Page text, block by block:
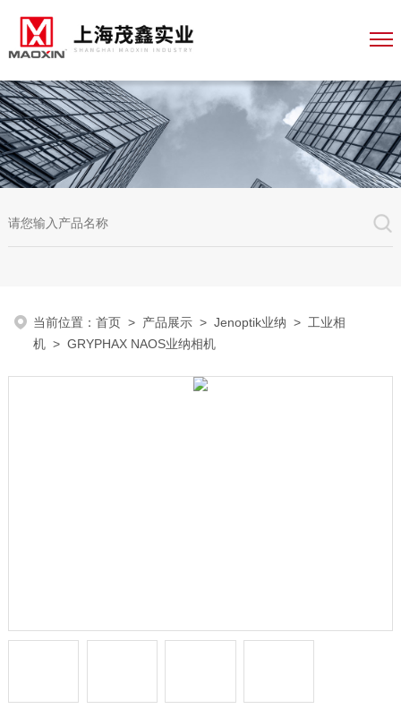
当前位置：首页 > 产品展示 >Jenoptik业纳 > 工业相
机 > GRYPHAX NAOS业纳相机